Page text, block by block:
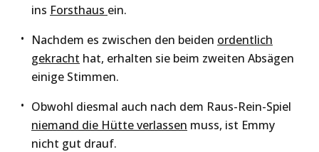
ins Forsthaus ein.
Nachdem es zwischen den beiden ordentlich
gekracht hat, erhalten sie beim zweiten Absägen
einige Stimmen.
Obwohl diesmal auch nach dem Raus-Rein-Spiel
niemand die Hütte verlassen muss, ist Emmy
nicht gut drauf.